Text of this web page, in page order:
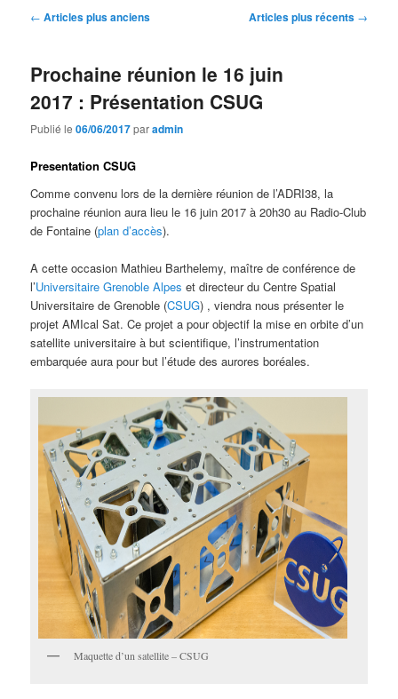
Navigation
← Articles plus anciens Articles plus récents →
Prochaine réunion le 16 juin
2017 : Présentation CSUG
Publié le06/06/2017paradmin
Presentation CSUG
Comme convenu lors de la dernière réunion de l’ADRI38, la
prochaine réunion aura lieu le 16 juin 2017 à 20h30 au Radio-Club
de Fontaine (plan d’accès).
A cette occasion Mathieu Barthelemy, maître de conférence de
l’Universitaire Grenoble Alpes et directeur du Centre Spatial
Universitaire de Grenoble (CSUG) , viendra nous présenter le
projet AMIcal Sat. Ce projet a pour objectif la mise en orbite d’un
satellite universitaire à but scientifique, l’instrumentation
embarquée aura pour but l’étude des aurores boréales.
Maquette d’un satellite – CSUG